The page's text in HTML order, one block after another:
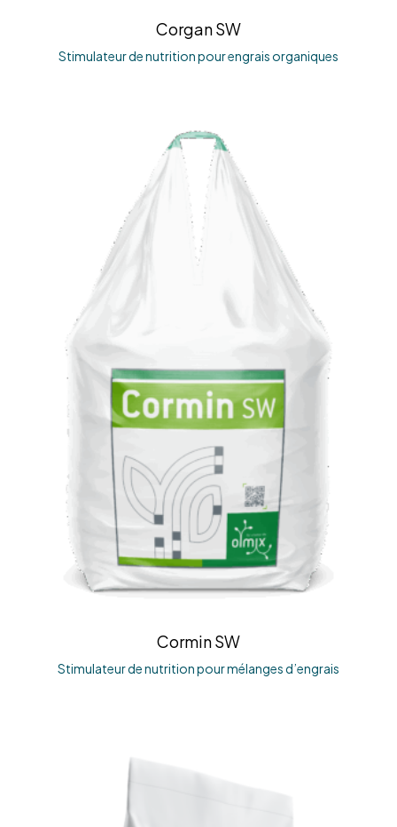
Corgan SW
Stimulateur de nutrition pour engrais organiques
Cormin SW
Stimulateur de nutrition pour mélanges d’engrais